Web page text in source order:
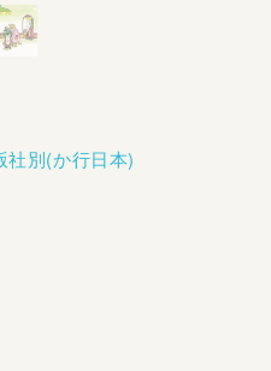
社別(か行日本)